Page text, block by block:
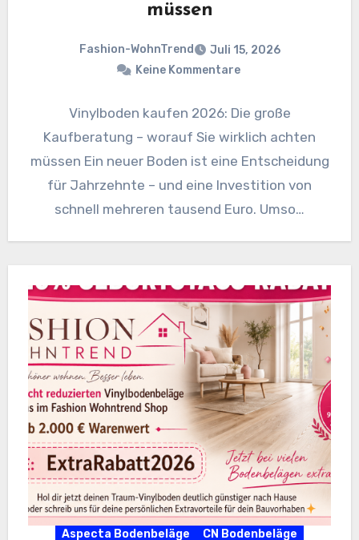
müssen
Fashion-WohnTrend
Juli 15, 2026
Keine Kommentare
Vinylboden kaufen 2026: Die große
Kaufberatung – worauf Sie wirklich achten
müssen Ein neuer Boden ist eine Entscheidung
für Jahrzehnte – und eine Investition von
schnell mehreren tausend Euro. Umso…
Aspecta Bodenbeläge CN Bodenbeläge